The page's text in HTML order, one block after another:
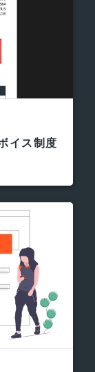
イス制度